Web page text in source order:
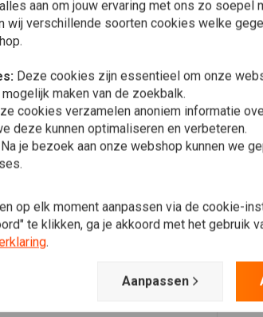
aan om jouw ervaring met ons zo soepel
wij verschillende soorten cookies welke
Deze cookies zijn essentieel om onze
maken van de zoekbalk.
cookies verzamelen anoniem informatie
deze kunnen optimaliseren en verbeteren.
Na je bezoek aan onze webshop kunnen we
op elk moment aanpassen via de cookie-
te klikken, ga je akkoord met het gebruik
.
Aanpassen